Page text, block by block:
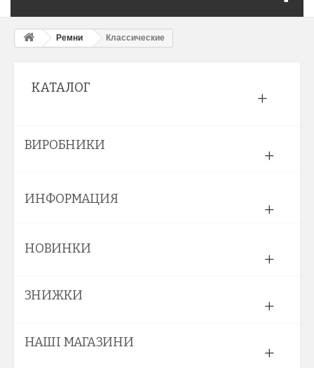
Ремни Классические
КАТАЛОГ
ВИРОБНИКИ
ИНФОРМАЦИЯ
НОВИНКИ
ЗНИЖКИ
НАШІ МАГАЗИНИ